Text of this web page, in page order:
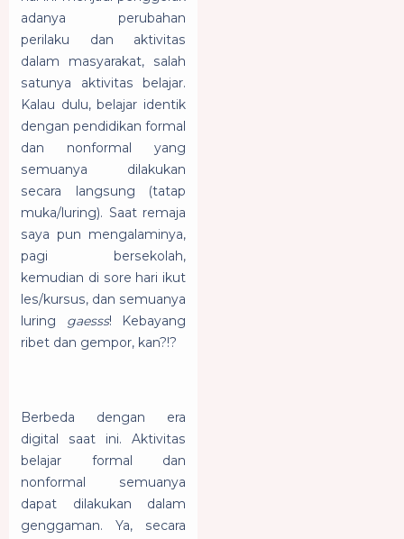
adanya perubahan
perilaku dan aktivitas
dalam masyarakat, salah
satunya aktivitas belajar.
Kalau dulu, belajar identik
dengan pendidikan formal
dan nonformal yang
semuanya dilakukan
secara langsung (tatap
muka/luring). Saat remaja
saya pun mengalaminya,
pagi bersekolah,
kemudian di sore hari ikut
les/kursus, dan semuanya
luring gaesss! Kebayang
ribet dan gempor, kan?!?
Berbeda dengan era
digital saat ini. Aktivitas
belajar formal dan
nonformal semuanya
dapat dilakukan dalam
genggaman. Ya, secara